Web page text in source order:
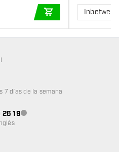
AÑADIR A LA
Inbetween
al cliente no disponible
7 días de la semana
19Atención al cliente no disponible